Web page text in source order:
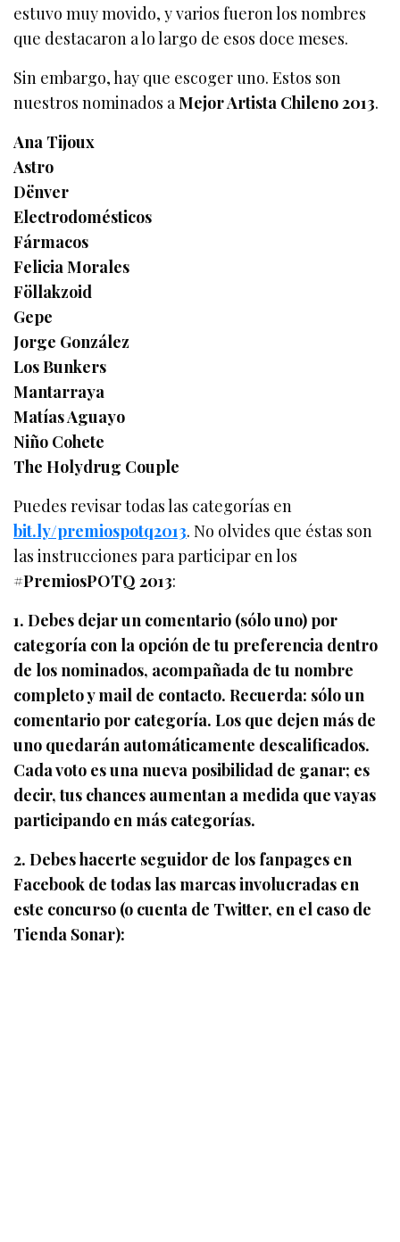
estuvo muy movido, y varios fueron los nombres
que destacaron a lo largo de esos doce meses.
Sin embargo, hay que escoger uno. Estos son
nuestros nominados aMejor Artista Chileno 2013.
Ana Tijoux
Astro
Dënver
Electrodomésticos
Fármacos
Felicia Morales
Föllakzoid
Gepe
Jorge González
Los Bunkers
Mantarraya
Matías Aguayo
Niño Cohete
The Holydrug Couple
Puedes revisar todas las categorías en
bit.ly/premiospotq2013. No olvides que éstas son
las instrucciones para participar en los
#PremiosPOTQ 2013:
1. Debes dejar un comentario (sólo uno) por
categoría con la opción de tu preferencia dentro
de los nominados, acompañada de tu nombre
completo y mail de contacto. Recuerda: sólo un
comentario por categoría. Los que dejen más de
uno quedarán automáticamente descalificados.
Cada voto es una nueva posibilidad de ganar; es
decir, tus chances aumentan a medida que vayas
participando en más categorías.
2. Debes hacerte seguidor de los fanpages en
Facebook de todas las marcas involucradas en
este concurso (o cuenta de Twitter, en el caso de
Tienda Sonar):